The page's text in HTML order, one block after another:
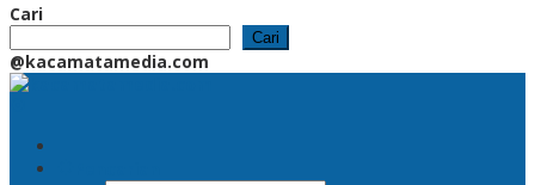
Cari
Cari
@kacamatamedia.com